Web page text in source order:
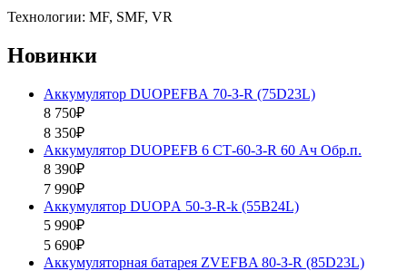
Технологии: MF, SMF, VR
Новинки
Аккумулятор DUOPEFBА 70-З-R (75D23L)
8 750₽
8 350₽
Аккумулятор DUOPEFB 6 СТ-60-З-R 60 Ач Обр.п.
8 390₽
7 990₽
Аккумулятор DUOPА 50-З-R-k (55B24L)
5 990₽
5 690₽
Аккумуляторная батарея ZVEFBA 80-З-R (85D23L)